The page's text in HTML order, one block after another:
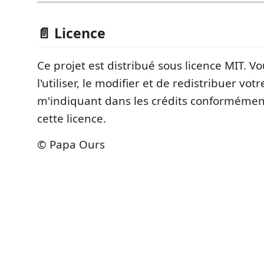
📄 Licence
Ce projet est distribué sous licence MIT.
l'utiliser, le modifier et de redistribuer
m'indiquant dans les crédits
cette licence.
© Papa Ours